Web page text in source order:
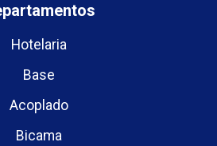
Hotelaria
Base
Acoplado
Bicama